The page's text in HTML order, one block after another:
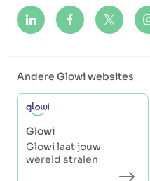
Andere Glowi websites
Glowi
Glowi laat jouw
wereld stralen